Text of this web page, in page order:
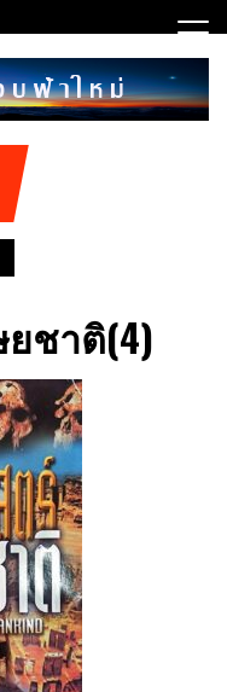
ชาติ(4)